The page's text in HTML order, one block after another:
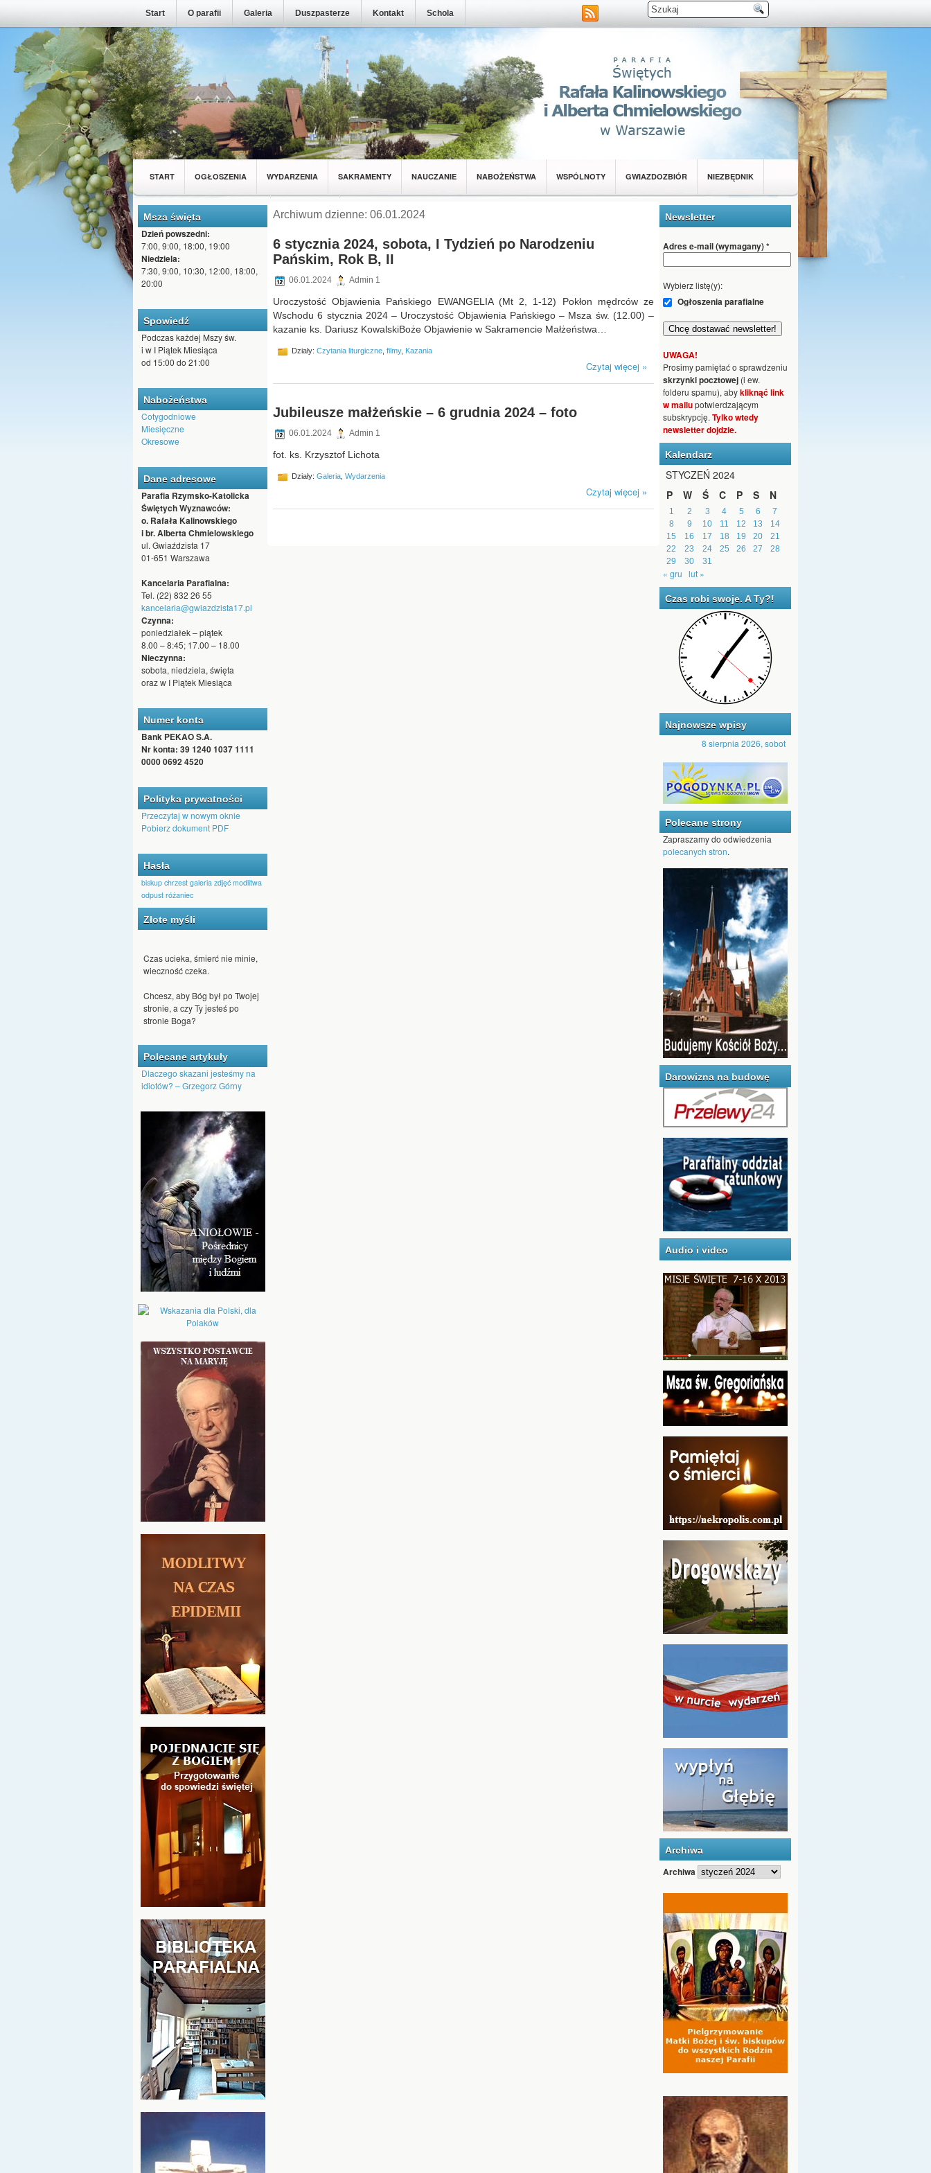
Start O parafii Galeria Duszpasterze Kontakt Schola
START OGŁOSZENIA WYDARZENIA SAKRAMENTY NAUCZANIE NABOŻEŃSTWA WSPÓLNOTY GWIAZDOZBIÓR NIEZBĘDNIK
MŁODZIEŻ Z NASZEJ PARAFII WSPÓLNOTY
Msza święta
Dzień powszedni:
7:00, 9:00, 18:00, 19:00
Niedziela:
7:30, 9:00, 10:30, 12:00, 18:00,
20:00
Spowiedź
Podczas każdej Mszy św.
i w I Piątek Miesiąca
od 15:00 do 21:00
Nabożeństwa
Cotygodniowe
Miesięczne
Okresowe
Dane adresowe
Parafia Rzymsko-Katolicka
Świętych Wyznawców:
o. Rafała Kalinowskiego
i br. Alberta Chmielowskiego
ul. Gwiaździsta 17
01-651 Warszawa
Kancelaria Parafialna:
Tel. (22) 832 26 55
kancelaria@gwiazdzista17.pl
Czynna:
poniedziałek – piątek
8.00 – 8:45; 17.00 – 18.00
Nieczynna:
sobota, niedziela, święta
oraz w I Piątek Miesiąca
Numer konta
Bank PEKAO S.A.
Nr konta: 39 1240 1037 1111
0000 0692 4520
Polityka prywatności
Przeczytaj w nowym oknie
Pobierz dokument PDF
Hasła
biskup chrzest galeria zdjęć modlitwa
odpust różaniec
Złote myśli
wieczność czeka.
stronie, a czy Ty jesteś po
stronie Boga?
Jeśli ktoś chce się dostać do
człowiekiem nienawiści.
Nawet kąkol może Bóg
przeistoczyć w pszenicę.
Dajmy Bogu szansę, by nas
przemienił, aby na nowo
pojawiło się w nas Boże
tchnienie.
Polecane artykuły
Dlaczego skazani jesteśmy na
idiotów? – Grzegorz Górny
Archiwum dzienne: 06.01.2024
6 stycznia 2024, sobota, I Tydzień po Narodzeniu
Pańskim, Rok B, II
06.01.2024 Admin 1
Uroczystość Objawienia Pańskiego EWANGELIA (Mt 2, 1-12) Pokłon mędrców ze
Wschodu 6 stycznia 2024 – Uroczystość Objawienia Pańskiego – Msza św. (12.00) –
kazanie ks. Dariusz KowalskiBoże Objawienie w Sakramencie Małżeństwa…
Działy: Czytania liturgiczne filmy, Kazania
Czytaj więcej »
Jubileusze małżeńskie – 6 grudnia 2024 – foto
06.01.2024 Admin 1
fot. ks. Krzysztof Lichota
Działy: Galeria Wydarzenia
Czytaj więcej »
Newsletter
Adres e-mail (wymagany)*
Wybierz listę(y):
Ogłoszenia parafialne
UWAGA!
Prosimy pamiętać o sprawdzeniu
skrzynki pocztowej (i ew.
folderu spamu), abykliknąć link
w mailupotwierdzającym
subskrypcję. Tylko wtedy
newsletter dojdzie.
Kalendarz
STYCZEŃ 2024
P
W Ś C P S N
1 2 3 4 5 6
7
8
9 10 11 12 13
14
15
16 17 18 19 20
21
22
23 24 25 26 27
28
29
30 31
« gru lut »
Czas robi swoje. A Ty?!
Najnowsze wpisy
8 sierpnia 2026, sobota, XVIII Tydzień zwykły, Rok A, II
Polecane strony
Zapraszamy do odwiedzenia
polecanych stron.
Darowizna na budowę
Audio i video
Archiwa
Archiwa